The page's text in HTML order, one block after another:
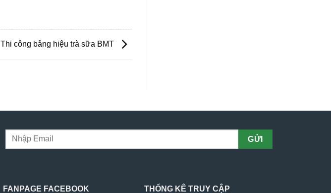
Thi công bảng hiệu trà sữa BMT
FANPAGE FACEBOOK THỐNG KÊ TRUY CẬP